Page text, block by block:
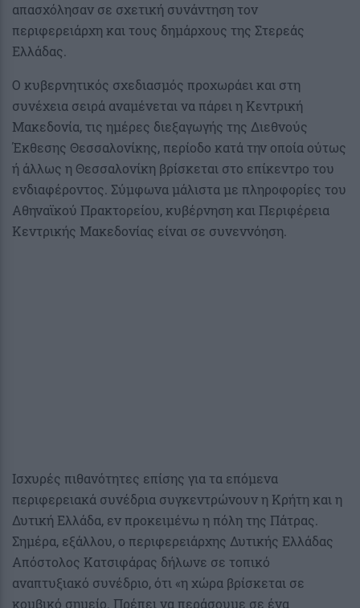
απασχόλησαν σε σχετική συνάντηση τον
περιφερειάρχη και τους δημάρχους της Στερεάς
Ελλάδας.
Ο κυβερνητικός σχεδιασμός προχωράει και στη
συνέχεια σειρά αναμένεται να πάρει η Κεντρική
Μακεδονία, τις ημέρες διεξαγωγής της Διεθνούς
Έκθεσης Θεσσαλονίκης, περίοδο κατά την οποία ούτως
ή άλλως η Θεσσαλονίκη βρίσκεται στο επίκεντρο του
ενδιαφέροντος. Σύμφωνα μάλιστα με πληροφορίες του
Αθηναϊκού Πρακτορείου, κυβέρνηση και Περιφέρεια
Κεντρικής Μακεδονίας είναι σε συνεννόηση.
Ισχυρές πιθανότητες επίσης για τα επόμενα
περιφερειακά συνέδρια συγκεντρώνουν η Κρήτη και η
Δυτική Ελλάδα, εν προκειμένω η πόλη της Πάτρας.
Σημέρα, εξάλλου, ο περιφερειάρχης Δυτικής Ελλάδας
Απόστολος Κατσιφάρας δήλωνε σε τοπικό
αναπτυξιακό συνέδριο, ότι «η χώρα βρίσκεται σε
κομβικό σημείο. Πρέπει να περάσουμε σε ένα